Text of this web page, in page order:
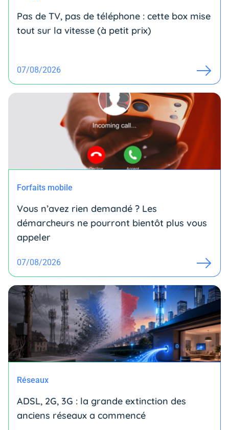
Pas de TV, pas de téléphone : cette box mise
tout sur la vitesse (à petit prix)
07/08/2026
Forfaits mobile
Vous n’avez rien demandé ? Les
démarcheurs ne pourront bientôt plus vous
appeler
07/08/2026
Réseaux
ADSL, 2G, 3G : la grande extinction des
anciens réseaux a commencé